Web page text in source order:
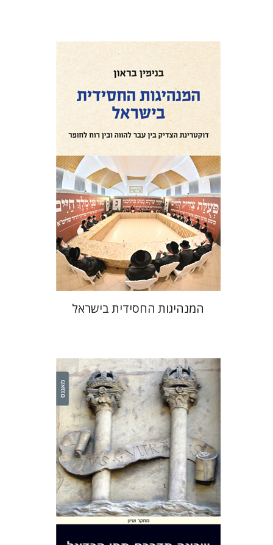
בנימין בראון
הנחת אתר ספר מודפס
$46
$41
המנהיגות החסידית בישראל
יהודה ליבס יהודה ליבס
יהודית
וייס
יהודית וייס